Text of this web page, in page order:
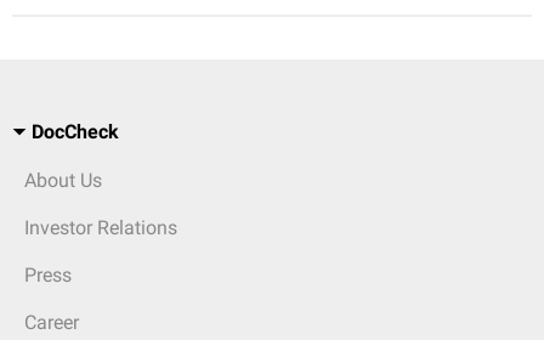
DocCheck
About Us
Investor Relations
Press
Career